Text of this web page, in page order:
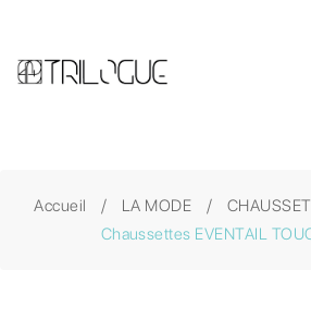
Accueil LA MODE
Chaussettes EVENTAIL